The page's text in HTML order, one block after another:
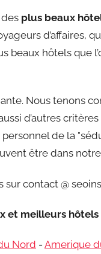
plus beaux
d’affaires,
beaux hôtels que
Nous tenons
d’autres
de la
être dans
sur contact @
et meilleurs
Nord - Amerique